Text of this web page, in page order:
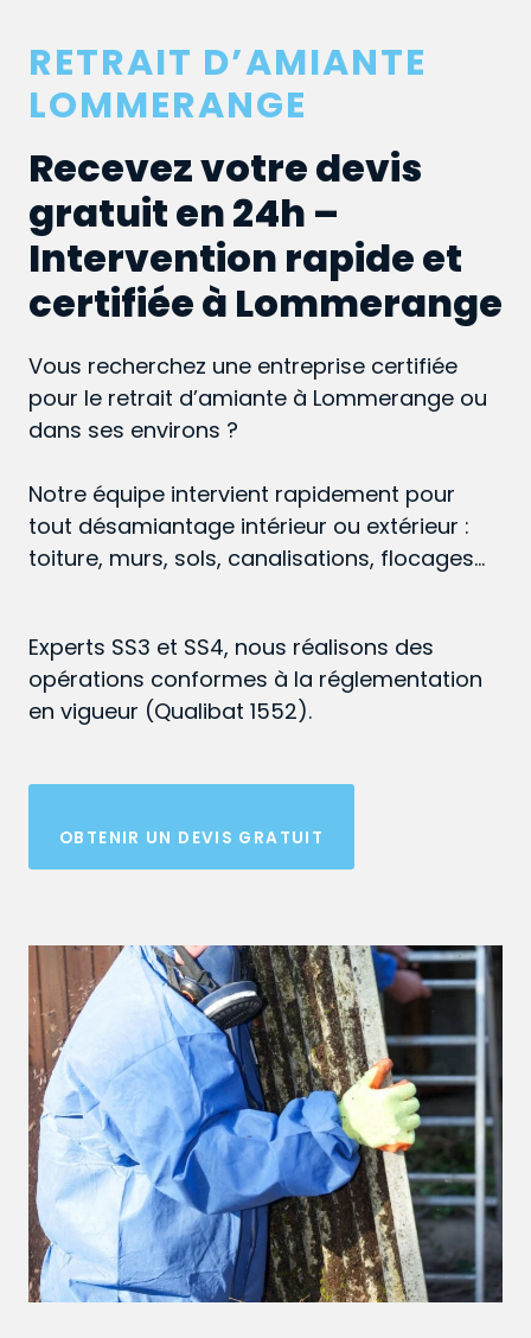
RETRAIT D’AMIANTE
LOMMERANGE
Recevez votre devis
gratuit en 24h –
Intervention rapide et
certifiée à Lommerange
Vous recherchez une entreprise certifiée
pour le retrait d’amiante à Lommerange ou
dans ses environs ?
Notre équipe intervient rapidement pour
tout désamiantage intérieur ou extérieur :
toiture, murs, sols, canalisations, flocages…
Experts SS3 et SS4, nous réalisons des
opérations conformes à la réglementation
en vigueur (Qualibat 1552).
OBTENIR UN DEVIS GRATUIT